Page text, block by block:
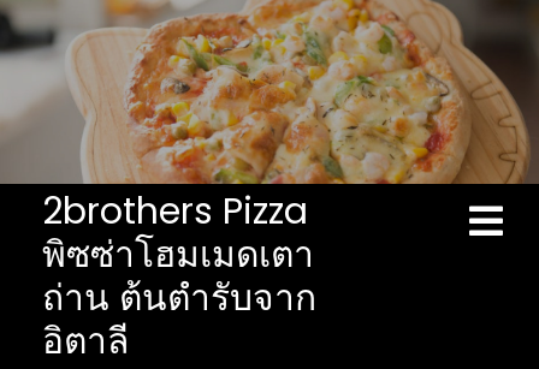
Skip
to
content
2brothers Pizza
พิซซ่าโฮมเมดเตา
ถ่าน ต้นตำรับจาก
อิตาลี